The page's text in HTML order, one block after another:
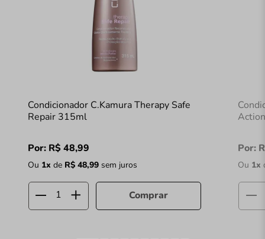
Condicionador C.Kamura Therapy Safe
Repair 315ml
Por: R$48,99
Ou 1x de R$ 48,99sem juros
Comprar
Por:
Ou 1x